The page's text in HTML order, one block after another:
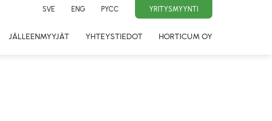
SVE ENG PYCC YRITYSMYYNTI
JÄLLEENMYYJÄT YHTEYSTIEDOT HORTICUM OY